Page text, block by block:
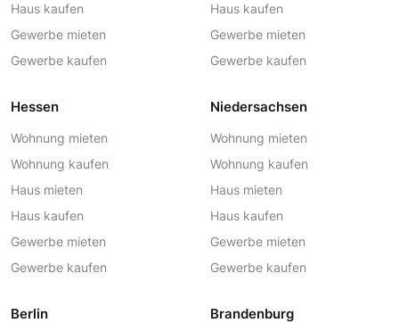
Haus kaufen
Gewerbe mieten
Gewerbe kaufen
Haus kaufen
Gewerbe mieten
Gewerbe kaufen
Hessen
Wohnung mieten
Wohnung kaufen
Haus mieten
Haus kaufen
Gewerbe mieten
Gewerbe kaufen
Niedersachsen
Wohnung mieten
Wohnung kaufen
Haus mieten
Haus kaufen
Gewerbe mieten
Gewerbe kaufen
Berlin Brandenburg